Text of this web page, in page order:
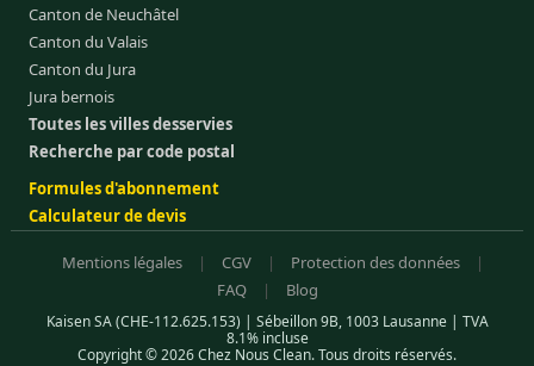
Canton de Neuchâtel
Canton du Valais
Canton du Jura
Jura bernois
Toutes les villes desservies
Recherche par code postal
Formules d'abonnement
Calculateur de devis
Mentions légales | CGV | Protection des données
|
FAQ
| Blog
Kaisen SA (CHE-112.625.153) | Sébeillon 9B, 1003 Lausanne | TVA
8.1% incluse
Copyright © 2026 Chez Nous Clean. Tous droits réservés.